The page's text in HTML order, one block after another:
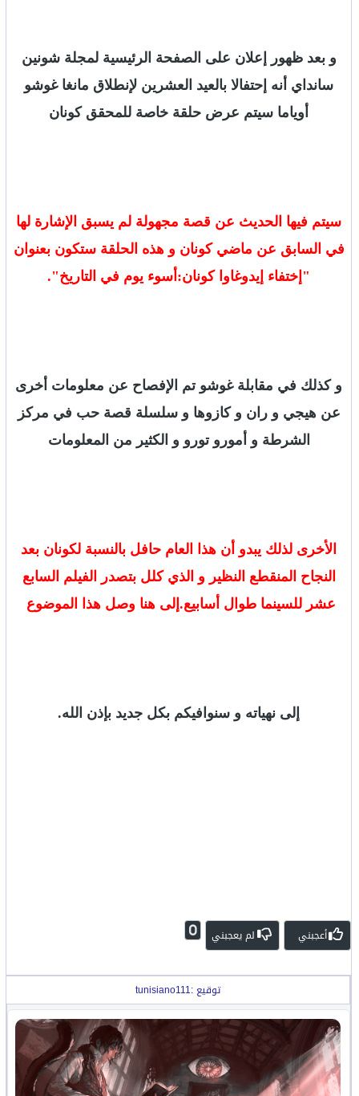
و بعد ظهور إعلان على الصفحة الرئيسية لمجلة شونين
سانداي أنه إحتفالا بالعيد العشرين لإنطلاق مانغا غوشو
أوياما سيتم عرض حلقة خاصة للمحقق كونان
سيتم فيها الحديث عن قصة مجهولة لم يسبق الإشارة لها
في السابق عن ماضي كونان و هذه الحلقة ستكون بعنوان
"إختفاء إيدوغاوا كونان:أسوء يوم في التاريخ".
و كذلك في مقابلة غوشو تم الإفصاح عن معلومات أخرى
عن هيجي و ران و كازوها و سلسلة قصة حب في مركز
الشرطة و أمورو تورو و الكثير من المعلومات
الأخرى لذلك يبدو أن هذا العام حافل بالنسبة لكونان بعد
النجاح المنقطع النظير و الذي كلل بتصدر الفيلم السابع
عشر للسينما طوال أسابيع.إلى هنا وصل هذا الموضوع
إلى نهياته و سنوافيكم بكل جديد بإذن الله.
أعجبني لم يعجبني 0
توقيع :tunisiano111